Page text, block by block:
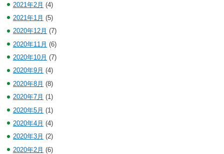
2021年2月 (4)
2021年1月 (5)
2020年12月 (7)
2020年11月 (6)
2020年10月 (7)
2020年9月 (4)
2020年8月 (8)
2020年7月 (1)
2020年5月 (1)
2020年4月 (4)
2020年3月 (2)
2020年2月 (6)